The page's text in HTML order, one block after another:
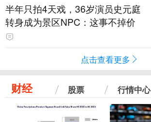
半年只拍4天戏，36岁演员史元庭
转身成为景区NPC：这事不掉价
点击查看更多
财经 股票 行情中心